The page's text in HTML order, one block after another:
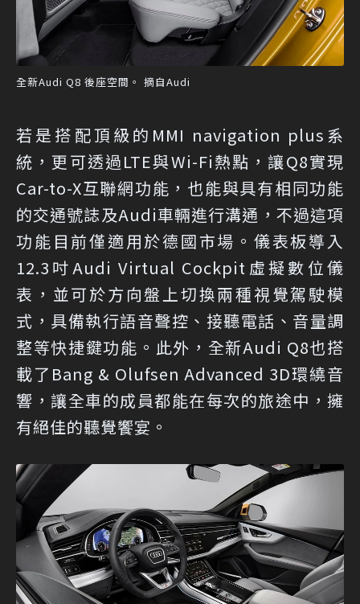
全新Audi Q8 後座空間。 摘自Audi
若是搭配頂級的MMI navigation plus系
統，更可透過LTE與Wi-Fi熱點，讓Q8實現
Car-to-X互聯網功能，也能與具有相同功能
的交通號誌及Audi車輛進行溝通，不過這項
功能目前僅適用於德國市場。儀表板導入
12.3吋Audi Virtual Cockpit虛擬數位儀
表，並可於方向盤上切換兩種視覺駕駛模
式，具備執行語音聲控、接聽電話、音量調
整等快捷鍵功能。此外，全新Audi Q8也搭
載了Bang & Olufsen Advanced 3D環繞音
響，讓全車的成員都能在每次的旅途中，擁
有絕佳的聽覺饗宴。